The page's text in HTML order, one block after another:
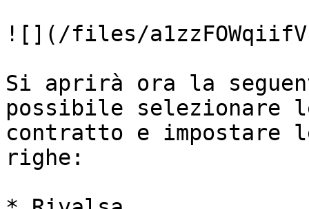
![](/files/
Si aprirà ora la
possibile selezionare
contratto e impostare
righe: